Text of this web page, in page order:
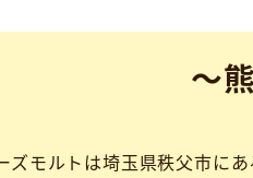
～
ズモルトは埼玉県秩父市に